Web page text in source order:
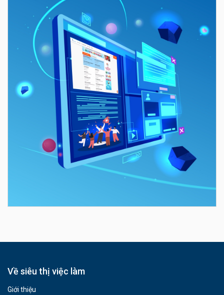
Về siêu thị việc làm
Giới thiệu